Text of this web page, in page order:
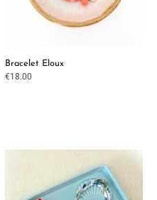
Bracelet Eloux
€18.00